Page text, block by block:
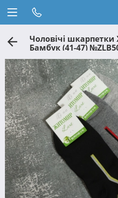
Чоловічі
Бамбук (41-47)